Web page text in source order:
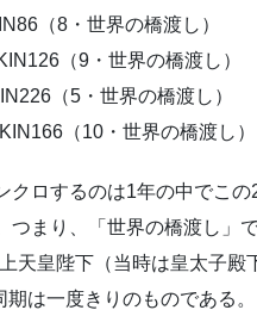
（8・世界の橋渡し）
（9・世界の橋渡し）
（5・世界の橋渡し）
（10・世界の橋渡し）
クロするのは1年の中でこ
つまり、「世界の橋渡し」
天皇陛下（当時は皇太子
は一度きりのものである。